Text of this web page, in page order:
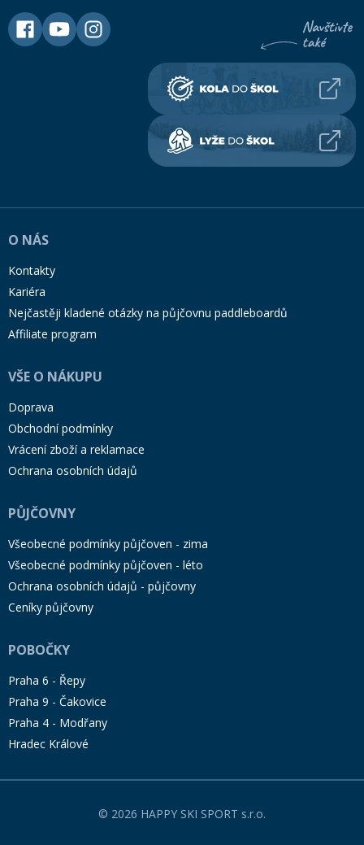
O NÁS
Kontakty
Kariéra
Nejčastěji kladené otázky na půjčovnu paddleboardů
Affiliate program
VŠE O NÁKUPU
Doprava
Obchodní podmínky
Vrácení zboží a reklamace
Ochrana osobních údajů
PŮJČOVNY
Všeobecné podmínky půjčoven - zima
Všeobecné podmínky půjčoven - léto
Ochrana osobních údajů - půjčovny
Ceníky půjčovny
POBOČKY
Praha 6 - Řepy
Praha 9 - Čakovice
Praha 4 - Modřany
Hradec Králové
© 2026 HAPPY SKI SPORT s.r.o.